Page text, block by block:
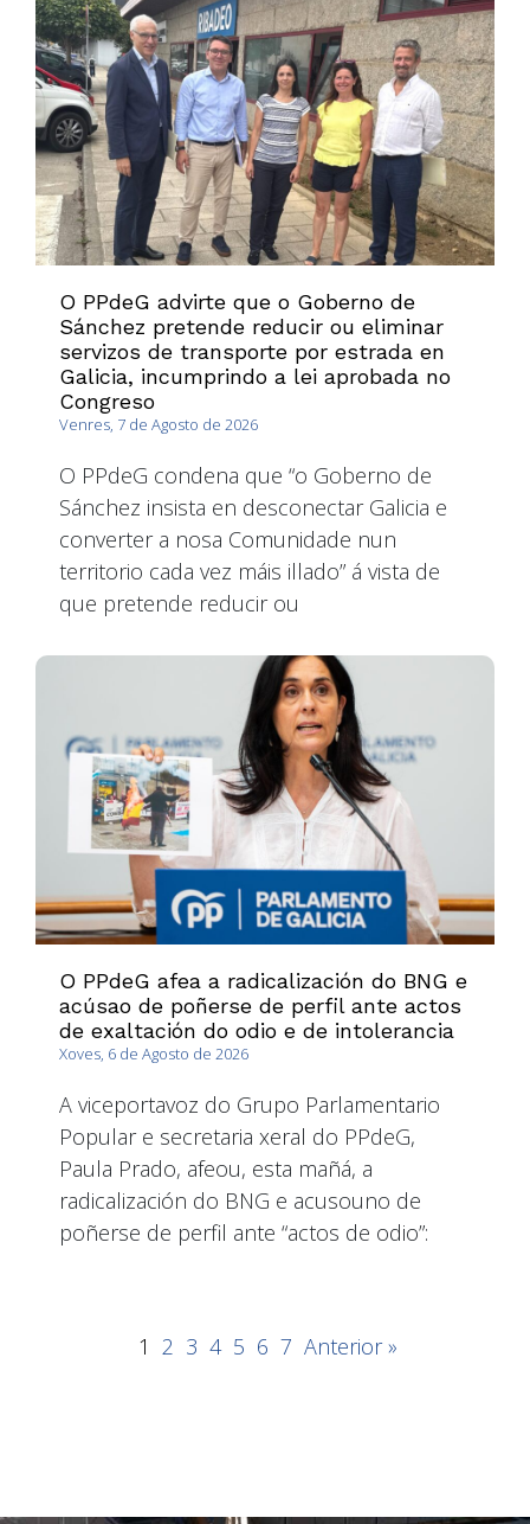
O PPdeG advirte que o Goberno de
Sánchez pretende reducir ou eliminar
servizos de transporte por estrada en
Galicia, incumprindo a lei aprobada no
Congreso
Venres, 7 de Agosto de 2026
O PPdeG condena que “o Goberno de
Sánchez insista en desconectar Galicia e
converter a nosa Comunidade nun
territorio cada vez máis illado” á vista de
que pretende reducir ou
O PPdeG afea a radicalización do BNG e
acúsao de poñerse de perfil ante actos
de exaltación do odio e de intolerancia
Xoves, 6 de Agosto de 2026
A viceportavoz do Grupo Parlamentario
Popular e secretaria xeral do PPdeG,
Paula Prado, afeou, esta mañá, a
radicalización do BNG e acusouno de
poñerse de perfil ante “actos de odio”:
1 2 3 4 5 6 7 Anterior »